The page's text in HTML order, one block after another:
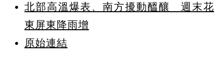
北部高溫爆表、南方擾動醞釀 週末花
東屏東降雨增
原始連結